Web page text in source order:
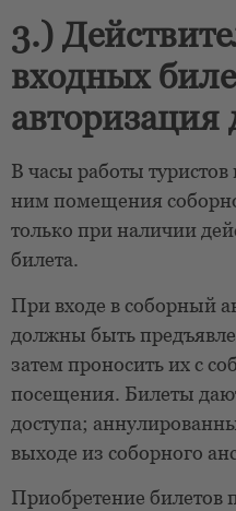
3.)
входных
авторизация
В часы работы туристов
ним помещения
только при наличии
билета.
При входе в соборный
должны быть
затем проносить их с
посещения. Билеты
доступа;
выходе из соборного
Приобретение билетов